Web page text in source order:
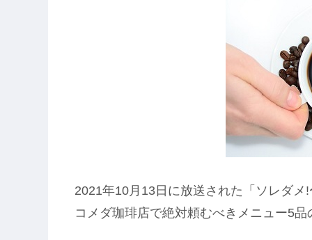
2021年10月13日に放送された「ソレダメ!
コメダ珈琲店で絶対頼むべきメニュー5品